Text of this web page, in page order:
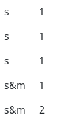
s
1
s
1
s
1
s&m
1
s&m
2